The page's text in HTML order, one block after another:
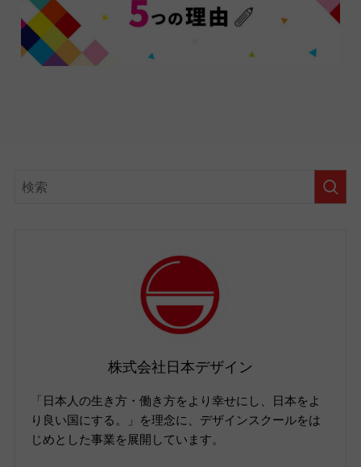
株式会社日本デザイン
「日本人の生き方・働き方をより幸せにし、日本をよ
り良い国にする。」を理念に、デザインスクールをは
じめとした事業を展開しています。